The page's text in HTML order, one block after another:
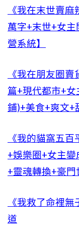
《我在末世賣
萬字+末世+女
營系統】
《我在朋友圈
篇+現代都市+
鋪)+美食+爽文+
《我的貓窩五
+娛樂圈+女主
+靈魂轉換+豪門
《我救了命裡
道